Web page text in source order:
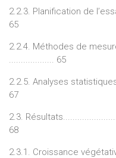
2.2.3. Planification de
65
2.2.4. Méthodes de
................... 65
2.2.5. Analyses
67
2.3.
68
2.3.1. Croissance